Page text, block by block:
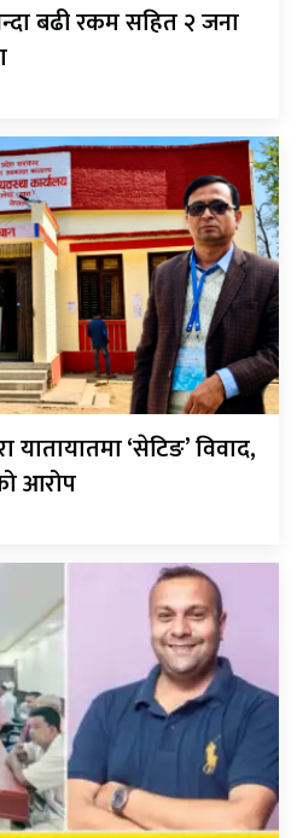
बढी रकम सहित २ जना
‘सेटिङ’ विवाद,
आरोप